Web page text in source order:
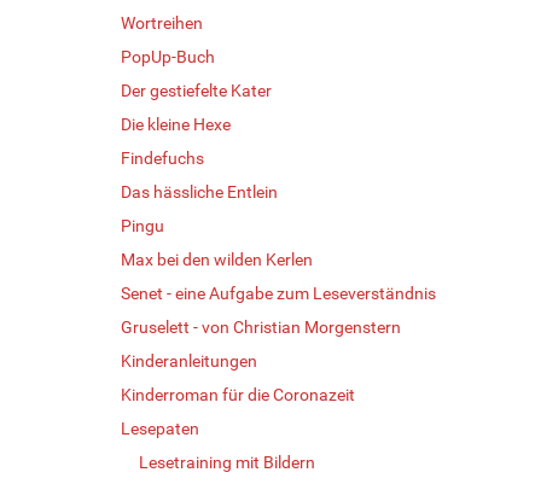
Wortreihen
PopUp-Buch
Der gestiefelte Kater
Die kleine Hexe
Findefuchs
Das hässliche Entlein
Pingu
Max bei den wilden Kerlen
Senet - eine Aufgabe zum Leseverständnis
Gruselett - von Christian Morgenstern
Kinderanleitungen
Kinderroman für die Coronazeit
Lesepaten
Lesetraining mit Bildern